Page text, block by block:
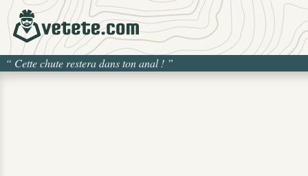
“ Cette chute restera dans ton anal ! ”